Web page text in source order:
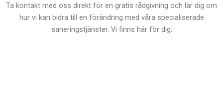
Ta kontakt med oss direkt för en gratis rådgivning och lär dig om
hur vi kan bidra till en förändring med våra specialiserade
saneringstjänster. Vi finns här för dig.